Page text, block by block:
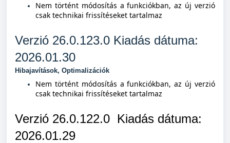
Nem történt módosítás a funkciókban, az új verzió
csak technikai frissítéseket tartalmaz
Verzió 26.0.123.0 Kiadás dátuma:
2026.01.30
Hibajavítások, Optimalizációk
Nem történt módosítás a funkciókban, az új verzió
csak technikai frissítéseket tartalmaz
Verzió 26.0.122.0 Kiadás dátuma:
2026.01.29